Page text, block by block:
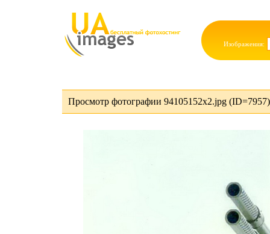
Изображения:
Просмотр фотографии 94105152x2.jpg (ID=7957)